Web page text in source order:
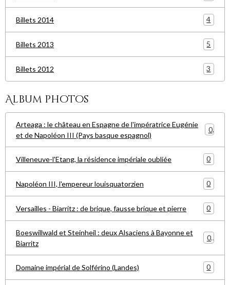
Billets 2014 4
Billets 2013 5
Billets 2012 3
Album photos
Arteaga : le château en Espagne de l'impératrice Eugénie
et de Napoléon III (Pays basque espagnol)
0
Villeneuve-l'Etang, la résidence impériale oubliée 0
Napoléon III, l'empereur louisquatorzien 0
Versailles - Biarritz : de brique, fausse brique et pierre 0
Boeswillwald et Steinheil : deux Alsaciens à Bayonne et
Biarritz
0
Domaine impérial de Solférino (Landes) 0